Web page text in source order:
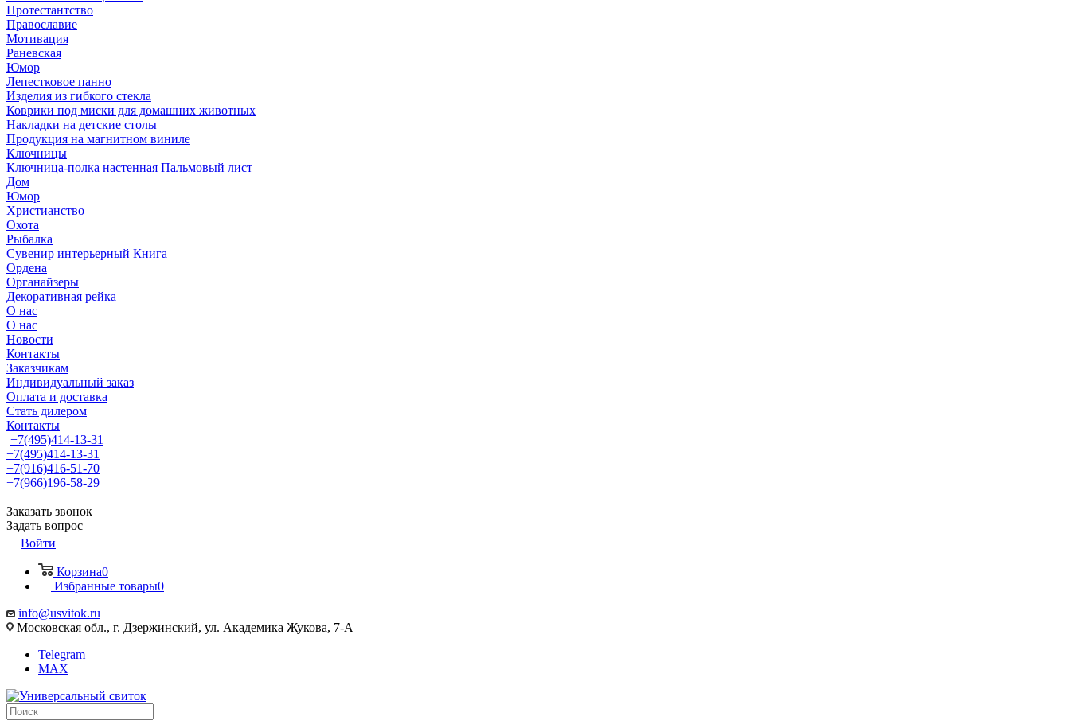
Протестантство
Православие
Мотивация
Раневская
Юмор
Лепестковое панно
Изделия из гибкого стекла
Коврики под миски для домашних животных
Накладки на детские столы
Продукция на магнитном виниле
Ключницы
Ключница-полка настенная Пальмовый лист
Дом
Юмор
Христианство
Охота
Рыбалка
Сувенир интерьерный Книга
Ордена
Органайзеры
Декоративная рейка
О нас
О нас
Новости
Контакты
Заказчикам
Индивидуальный заказ
Оплата и доставка
Стать дилером
Контакты
+7(495)414-13-31
+7(495)414-13-31
+7(916)416-51-70
+7(966)196-58-29
Заказать звонок
Задать вопрос
Войти
Корзина0
Избранные товары0
info@usvitok.ru
Московская обл., г. Дзержинский, ул. Академика Жукова, 7-А
Telegram
MAX